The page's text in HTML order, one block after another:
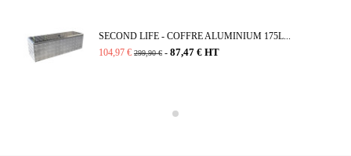
SECOND LIFE - COFFRE ALUMINIUM 175L...
104,97 € 299,90 € - 87,47 € HT